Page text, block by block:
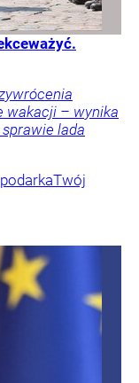
wakacji – wynika
sprawie lada
Twój